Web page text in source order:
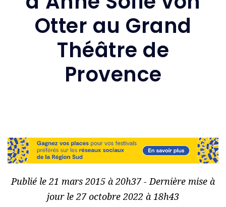
Otter au Grand
Théâtre de
Provence
Publié le 21 mars 2015 à 20h37 - Dernière mise à
jour le 27 octobre 2022 à 18h43